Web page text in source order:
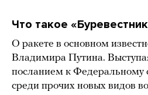
Что такое
О ракете в основном
Владимира Путина.
посланием к Федеральному
среди прочих новых видов